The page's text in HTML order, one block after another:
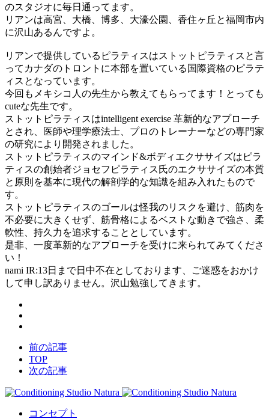
のスタジオに毎日通ってます。
リアンは高宮、大橋、博多、大濠公園、香住ヶ丘と福岡市内
に沢山あるんですよ。
リアンで提供しているピラティスはストットピラティスと言
ってカナダのトロントに本部を置いている国際資格のピラテ
ィスとなっています。
今回もメキシコ人の先生から教えてもらってます！とっても
cuteな先生です。
ストットピラティスはintelligent exercise 革新的なアプローチ
とされ、医師や理学療法士、プロのトレーナーなどの専門家
の研究により開発されました。
ストットピラティスのマインド&ボディエクササイズはピラ
ティスの創始者ジョセフピラティス氏のエクササイズの本質
と原則を基本に現代の解剖学的な知識を組み入れたもので
す。
ストットピラティスのゴールは怪我のリスクを避け、筋肉を
不必要に大きくせず、筋骨格によるベストな動きで強さ、柔
軟性、持久力を追求することとしています。
是非、一度革新的なアプローチを受けに来られてみてくださ
い！
nami IR:13日まで日中不在としております、ご迷惑をおかけ
して申し訳ありません。沢山勉強してきます。
前の記事
TOP
次の記事
コンセプト